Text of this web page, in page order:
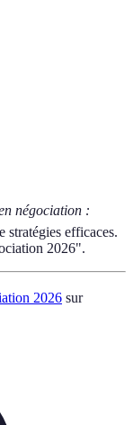
négociation :
stratégies efficaces.
2026".
2026 sur